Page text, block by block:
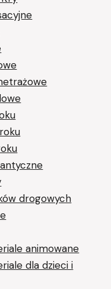
drogowych
animowane
dla dzieci i